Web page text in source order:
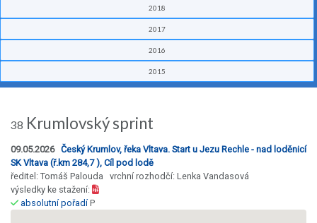
2018
2017
2016
2015
38 Krumlovský sprint
09.05.2026 Český Krumlov, řeka Vltava. Start u Jezu Rechle - nad loděnicí
SK Vltava (ř.km 284,7 ), Cíl pod lodě
ředitel: Tomáš Palouda vrchní rozhodčí: Lenka Vandasová
výsledky ke stažení:
absolutní pořadíP